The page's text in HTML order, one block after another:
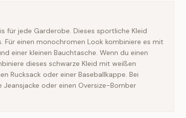
für jede Garderobe. Dieses sportliche Kleid
Für einen monochromen Look kombiniere es mit
einer kleinen Bauchtasche. Wenn du einen
dieses schwarze Kleid mit weißen
Rucksack oder einer Baseballkappe. Bei
oder einen Oversize-Bomber